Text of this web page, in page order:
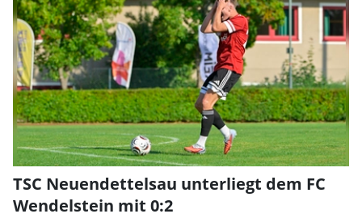
TSC Neuendettelsau unterliegt dem FC
Wendelstein mit 0:2